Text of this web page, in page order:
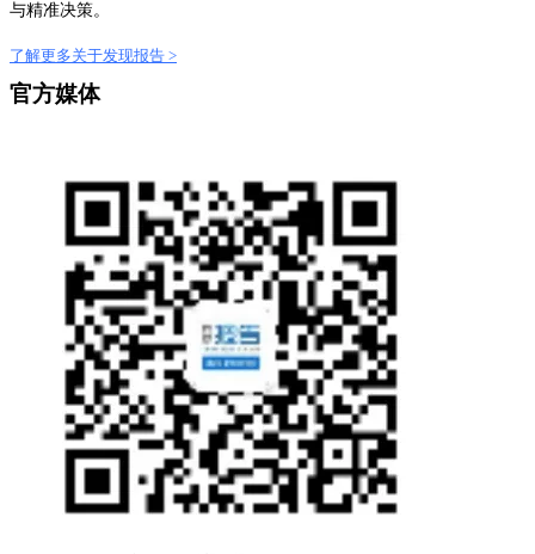
与精准决策。
了解更多关于发现报告 >
官方媒体